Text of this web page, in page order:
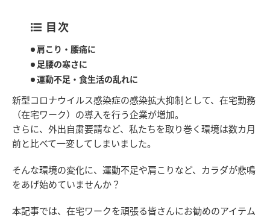
目次
肩こり・腰痛に
足腰の寒さに
運動不足・食生活の乱れに
新型コロナウイルス感染症の感染拡大抑制として、在宅勤務
（在宅ワーク）の導入を行う企業が増加。
さらに、外出自粛要請など、私たちを取り巻く環境は数カ月
前と比べて一変してしまいました。
そんな環境の変化に、運動不足や肩こりなど、カラダが悲鳴
をあげ始めていませんか？
本記事では、在宅ワークを頑張る皆さんにお勧めのアイテム